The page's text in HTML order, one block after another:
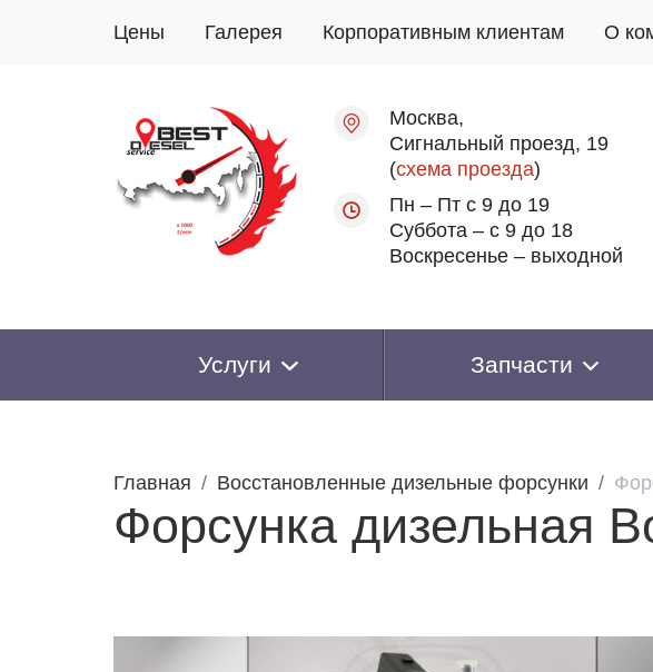
Цены Галерея Корпоративным клиентам О
Москва,
Сигнальный проезд, 19
(схема проезда)
Пн – Пт с 9 до 19
Суббота – с 9 до 18
Воскресенье – выходной
Услуги Запчасти
Главная Восстановленные дизельные форсунки
Форсунка дизельная